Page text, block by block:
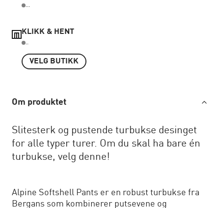
...
KLIKK & HENT
..
VELG BUTIKK
Om produktet
Slitesterk og pustende turbukse desinget
for alle typer turer. Om du skal ha bare én
turbukse, velg denne!
Alpine Softshell Pants er en robust turbukse fra
Bergans som kombinerer putsevene og